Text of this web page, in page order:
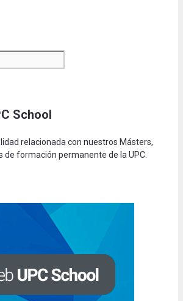
School
relacionada con nuestros Másters,
de formación permanente de la UPC.